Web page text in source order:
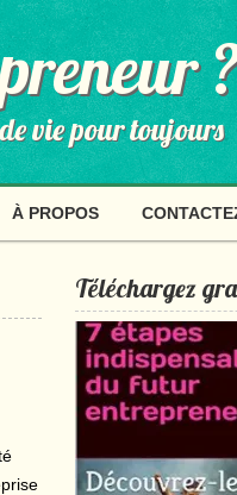
vie pour toujours
À PROPOS
Téléchargez